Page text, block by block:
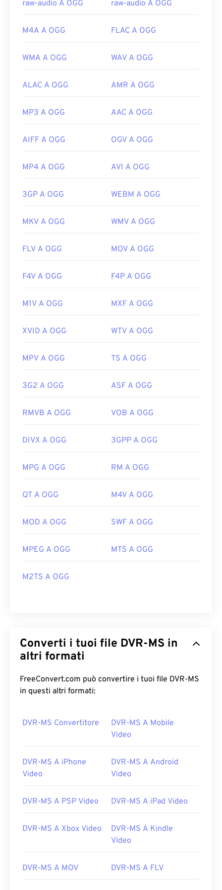
raw-audio A OGG raw-audio A OGG
M4A A OGG FLAC A OGG
WMA A OGG WAV A OGG
ALAC A OGG AMR A OGG
MP3 A OGG AAC A OGG
AIFF A OGG OGV A OGG
MP4 A OGG AVI A OGG
3GP A OGG WEBM A OGG
MKV A OGG WMV A OGG
FLV A OGG MOV A OGG
F4V A OGG F4P A OGG
M1V A OGG MXF A OGG
XVID A OGG WTV A OGG
MPV A OGG TS A OGG
3G2 A OGG ASF A OGG
RMVB A OGG VOB A OGG
DIVX A OGG 3GPP A OGG
MPG A OGG RM A OGG
QT A OGG M4V A OGG
MOD A OGG SWF A OGG
MPEG A OGG MTS A OGG
M2TS A OGG
Converti i tuoi file DVR-MS in
altri formati
FreeConvert.com può convertire i tuoi file DVR-MS
in questi altri formati:
DVR-MS Convertitore
DVR-MS A Mobile
Video
DVR-MS A iPhone
Video
DVR-MS A Android
Video
DVR-MS A PSP Video DVR-MS A iPad Video
DVR-MS A Xbox Video
DVR-MS A Kindle
Video
DVR-MS A MOV DVR-MS A FLV